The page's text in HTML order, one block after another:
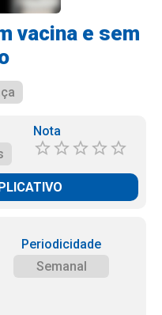
vacina e sem
Nota
Periodicidade
Semanal